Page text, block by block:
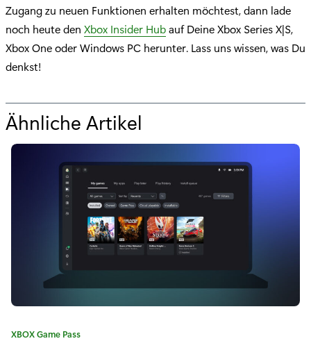
Zugang zu neuen Funktionen erhalten möchtest, dann lade
noch heute den Xbox Insider Hubauf Deine Xbox Series X|S,
Xbox One oder Windows PC herunter. Lass uns wissen, was Du
denkst!
Ähnliche Artikel
ü
r
"
D
a
X
K
XBOX Game Pass